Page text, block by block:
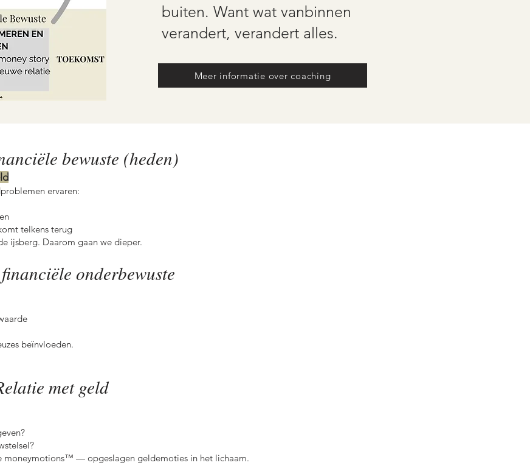
buiten. Want wat vanbinnen
verandert, verandert alles.
Meer informatie over coaching
bewuste (heden)
ervaren:
telkens terug
ijsberg. Daarom gaan we dieper.
onderbewuste
beïnvloeden.
met geld
moneymotions™ — opgeslagen geldemoties in het lichaam.